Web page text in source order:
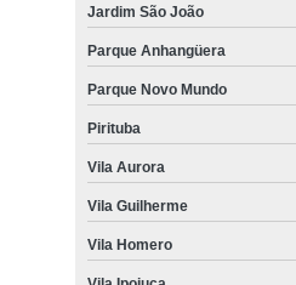
Jardim São João
Parque Anhangüera
Parque Novo Mundo
Pirituba
Vila Aurora
Vila Guilherme
Vila Homero